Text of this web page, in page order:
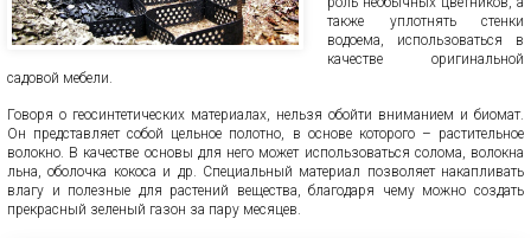
также уплотнять стенки
водоема, использоваться в
качестве оригинальной
садовой мебели.
Говоря о геосинтетических материалах, нельзя обойти вниманием и биомат.
Он представляет собой цельное полотно, в основе которого – растительное
волокно. В качестве основы для него может использоваться солома, волокна
льна, оболочка кокоса и др. Специальный материал позволяет накапливать
влагу и полезные для растений вещества, благодаря чему можно создать
прекрасный зеленый газон за пару месяцев.